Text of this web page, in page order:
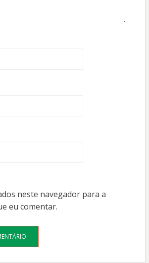
neste navegador para a
eu comentar.